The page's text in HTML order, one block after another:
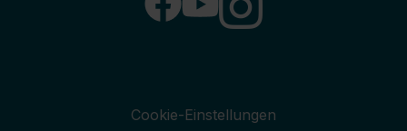
Cookie-Einstellungen